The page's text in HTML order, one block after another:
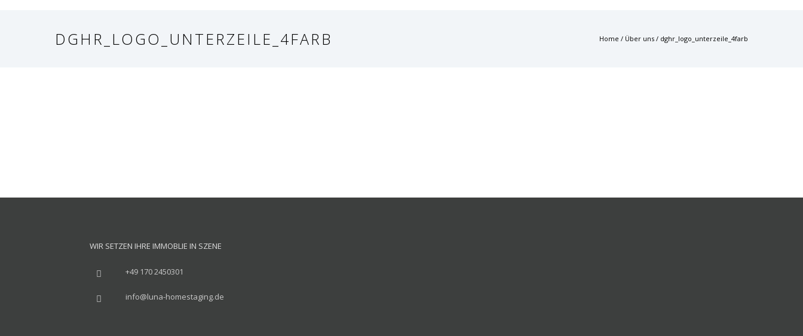
DGHR_LOGO_UNTERZEILE_4FARB Home / Über uns / dghr_logo_unterzeile_4farb
WIR SETZEN IHRE IMMOBLIE IN SZENE
+49 170 2450301
info@luna-homestaging.de